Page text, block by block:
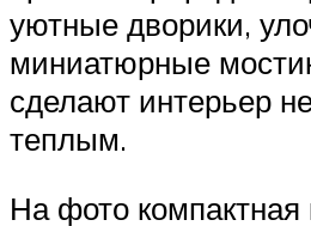
уютные дворики,
миниатюрные
сделают интерьер
теплым.
На фото компактная